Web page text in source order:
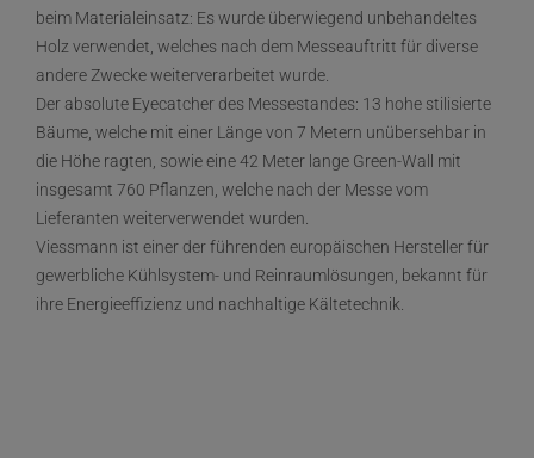
beim Materialeinsatz: Es wurde überwiegend unbehandeltes
Holz verwendet, welches nach dem Messeauftritt für diverse
andere Zwecke weiterverarbeitet wurde.
Der absolute Eyecatcher des Messestandes: 13 hohe stilisierte
Bäume, welche mit einer Länge von 7 Metern unübersehbar in
die Höhe ragten, sowie eine 42 Meter lange Green-Wall mit
insgesamt 760 Pflanzen, welche nach der Messe vom
Lieferanten weiterverwendet wurden.
Viessmann ist einer der führenden europäischen Hersteller für
gewerbliche Kühlsystem- und Reinraumlösungen, bekannt für
ihre Energieeffizienz und nachhaltige Kältetechnik.